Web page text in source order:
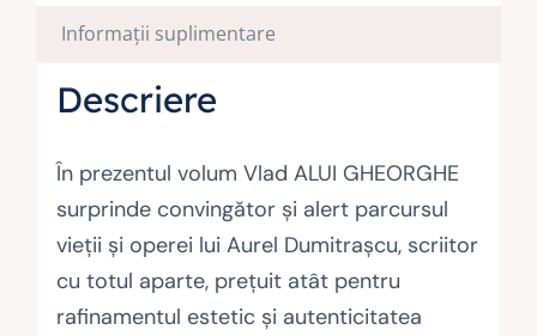
Informații suplimentare
Descriere
În prezentul volum Vlad ALUI GHEORGHE
surprinde convingător și alert parcursul
vieții și operei lui Aurel Dumitrașcu, scriitor
cu totul aparte, prețuit atât pentru
rafinamentul estetic și autenticitatea